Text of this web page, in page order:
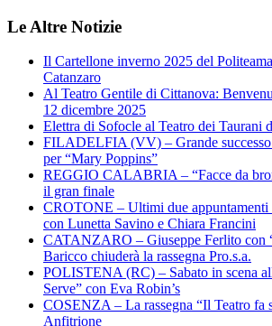
Le Altre Notizie
Il Cartellone inverno 2025 del
Catanzaro
Al Teatro Gentile di Cittanova:
12 dicembre 2025
Elettra di Sofocle al Teatro dei Taurani
FILADELFIA (VV) – Grande successo
per “Mary Poppins”
REGGIO CALABRIA – “Facce da
il gran finale
CROTONE – Ultimi due appuntamenti
con Lunetta Savino e Chiara Francini
CATANZARO – Giuseppe Ferlito con
Baricco chiuderà la rassegna Pro.s.a.
POLISTENA (RC) – Sabato in scena
Serve” con Eva Robin’s
COSENZA – La rassegna “Il Teatro fa
Anfitrione